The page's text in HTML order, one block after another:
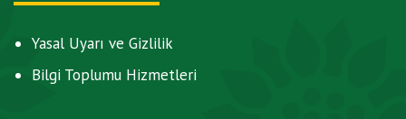
Yasal Uyarı ve Gizlilik
Bilgi Toplumu Hizmetleri